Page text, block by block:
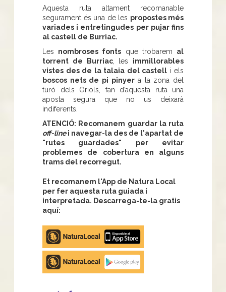
Aquesta ruta altament recomanable
segurament és una de les propostes més
variades i entretingudes per pujar fins
al castell de Burriac.
Les nombroses fonts que trobarem al
torrent de Burriac, les immillorables
vistes des de la talaia del castell i els
boscos nets de pi pinyera la zona del
turó dels Oriols, fan d’aquesta ruta una
aposta segura que no us deixarà
indiferents.
ATENCIÓ: Recomanem guardar la ruta
off-linei navegar-la des de l'apartat de
"rutes guardades" per evitar
problemes de cobertura en alguns
trams del recorregut.
Et recomanem l'App de Natura Local
per fer aquesta ruta guiada i
interpretada. Descarrega-te-la gratis
aquí:
Apple
store
Google
Play